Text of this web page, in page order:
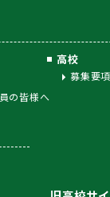
高校
募集要項
の皆様へ